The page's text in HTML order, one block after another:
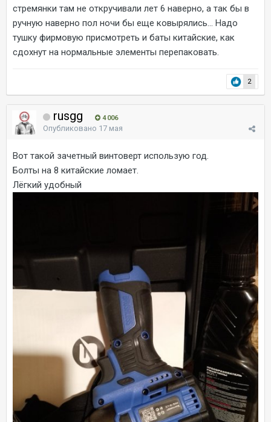
стремянки там не откручивали лет 6 наверно, а так бы в
ручную наверно пол ночи бы еще ковырялись... Надо
тушку фирмовую присмотреть и баты китайские, как
сдохнут на нормальные элементы перепаковать.
2
rusgg 4 006
Опубликовано 17 мая
Вот такой зачетный винтоверт использую год.
Болты на 8 китайские ломает.
Лёгкий удобный